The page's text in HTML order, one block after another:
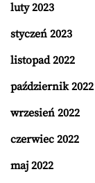
luty 2023
styczeń 2023
listopad 2022
październik 2022
wrzesień 2022
czerwiec 2022
maj 2022